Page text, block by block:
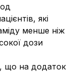
які
менше ніж
дози
що на додаток